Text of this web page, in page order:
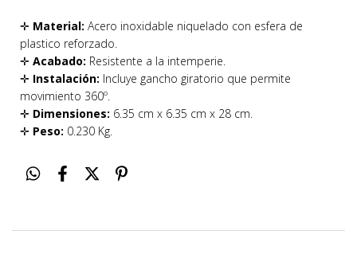
✛ Material: Acero inoxidable niquelado con esfera de
plastico reforzado.
✛ Acabado: Resistente a la intemperie.
✛ Instalación: Incluye gancho giratorio que permite
movimiento 360º.
✛ Dimensiones: 6.35 cm x 6.35 cm x 28 cm.
✛ Peso: 0.230 Kg.